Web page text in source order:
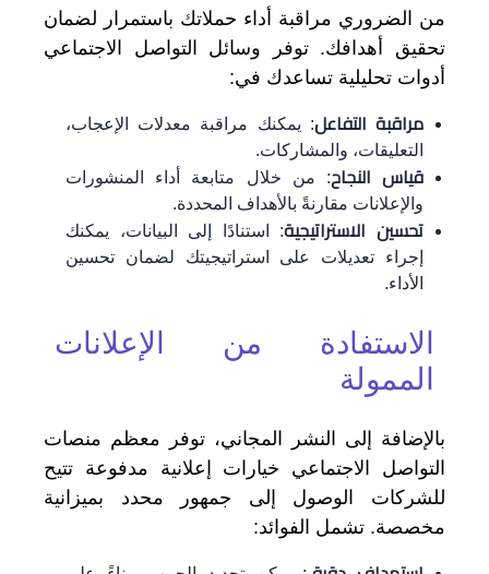
من الضروري مراقبة أداء حملاتك باستمرار لضمان
تحقيق أهدافك. توفر وسائل التواصل الاجتماعي
أدوات تحليلية تساعدك في:
مراقبة التفاعل: يمكنك مراقبة معدلات الإعجاب،
التعليقات، والمشاركات.
قياس النجاح: من خلال متابعة أداء المنشورات
والإعلانات مقارنةً بالأهداف المحددة.
تحسين الاستراتيجية: استنادًا إلى البيانات، يمكنك
إجراء تعديلات على استراتيجيتك لضمان تحسين
الأداء.
الاستفادة من الإعلانات
الممولة
بالإضافة إلى النشر المجاني، توفر معظم منصات
التواصل الاجتماعي خيارات إعلانية مدفوعة تتيح
للشركات الوصول إلى جمهور محدد بميزانية
مخصصة. تشمل الفوائد: